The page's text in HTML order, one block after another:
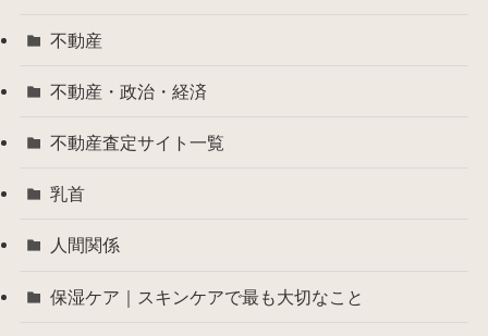
不動産
不動産・政治・経済
不動産査定サイト一覧
乳首
人間関係
保湿ケア｜スキンケアで最も大切なこと